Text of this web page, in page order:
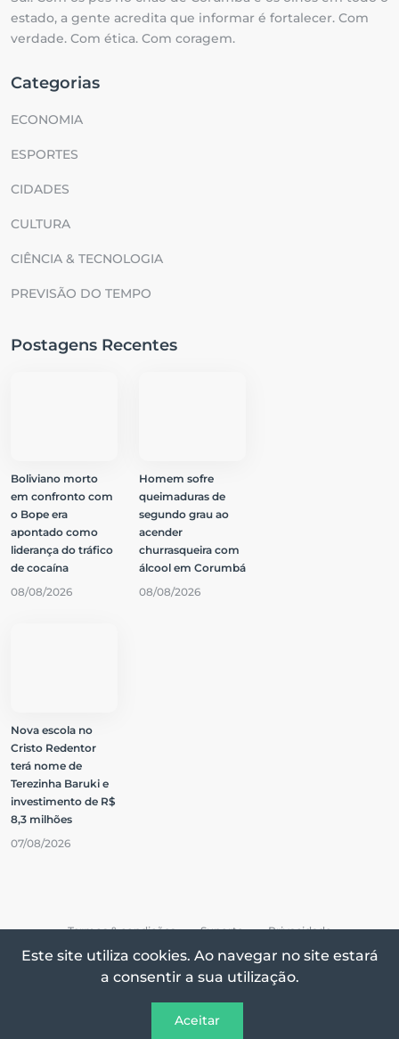
estado, a gente acredita que informar é fortalecer. Com
verdade. Com ética. Com coragem.
Categorias
ECONOMIA
ESPORTES
CIDADES
CULTURA
CIÊNCIA & TECNOLOGIA
PREVISÃO DO TEMPO
Postagens Recentes
Boliviano morto
em confronto com
o Bope era
apontado como
liderança do tráfico
de cocaína
08/08/2026
Homem sofre
queimaduras de
segundo grau ao
acender
churrasqueira com
álcool em Corumbá
08/08/2026
Nova escola no
Cristo Redentor
terá nome de
Terezinha Baruki e
investimento de R$
8,3 milhões
07/08/2026
Todos os direitos reservados © 2026 Vox On
Termos & condições Suporte Privacidade
Este site utiliza cookies. Ao navegar no site estará
a consentir a sua utilização.
Aceitar